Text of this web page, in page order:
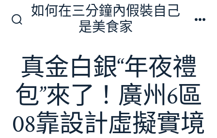
換
開
關
如何在三分鐘內假裝自己
是美食家
真金白銀“年夜禮
包”來了！廣州6區
08靠設計虛擬實境